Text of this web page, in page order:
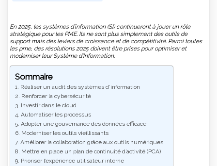
En 2025, les systèmes d’information (SI) continueront à jouer un rôle
stratégique pour les PME. Ils ne sont plus simplement des outils de
support mais des leviers de croissance et de compétitivité. Parmi toutes
les pme, des résolutions 2025 doivent être prises pour optimiser et
moderniser leur Système d'Information.
Sommaire
1. Réaliser un audit des systèmes d’information
2. Renforcer la cybersécurité
3. Investir dans le cloud
4. Automatiser les processus
5. Adopter une gouvernance des données efficace
6. Moderniser les outils vieillissants
7. Améliorer la collaboration grâce aux outils numériques
8. Mettre en place un plan de continuité d’activité (PCA)
9. Prioriser l’expérience utilisateur interne